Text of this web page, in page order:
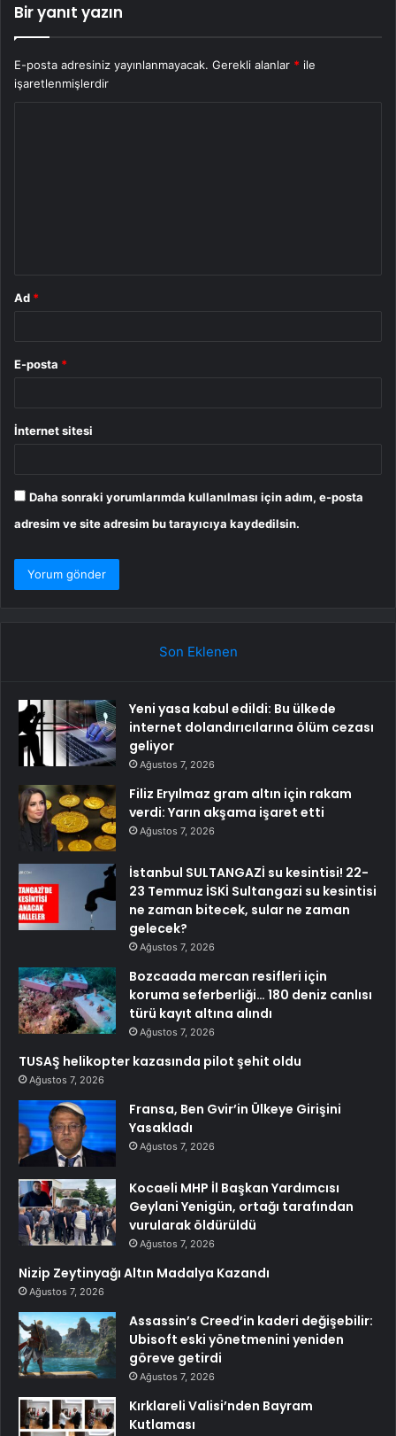
Bir yanıt yazın
E-posta adresiniz yayınlanmayacak. Gerekli alanlar * ile
işaretlenmişlerdir
Ad *
E-posta *
İnternet sitesi
Daha sonraki yorumlarımda kullanılması için adım, e-posta
adresim ve site adresim bu tarayıcıya kaydedilsin.
Son Eklenen
Yeni yasa kabul edildi: Bu ülkede
internet dolandırıcılarına ölüm cezası
geliyor
Ağustos 7, 2026
Filiz Eryılmaz gram altın için rakam
verdi: Yarın akşama işaret etti
Ağustos 7, 2026
İstanbul SULTANGAZİ su kesintisi! 22-
23 Temmuz İSKİ Sultangazi su kesintisi
ne zaman bitecek, sular ne zaman
gelecek?
Ağustos 7, 2026
Bozcaada mercan resifleri için
koruma seferberliği… 180 deniz canlısı
türü kayıt altına alındı
Ağustos 7, 2026
TUSAŞ helikopter kazasında pilot şehit oldu
Ağustos 7, 2026
Fransa, Ben Gvir’in Ülkeye Girişini
Yasakladı
Ağustos 7, 2026
Kocaeli MHP İl Başkan Yardımcısı
Geylani Yenigün, ortağı tarafından
vurularak öldürüldü
Ağustos 7, 2026
Nizip Zeytinyağı Altın Madalya Kazandı
Ağustos 7, 2026
Assassin’s Creed’in kaderi değişebilir:
Ubisoft eski yönetmenini yeniden
göreve getirdi
Ağustos 7, 2026
Kırklareli Valisi’nden Bayram
Kutlaması